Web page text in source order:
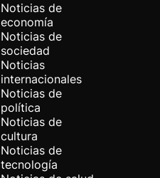
Noticias de
economía
Noticias de
sociedad
Noticias
internacionales
Noticias de
política
Noticias de
cultura
Noticias de
tecnología